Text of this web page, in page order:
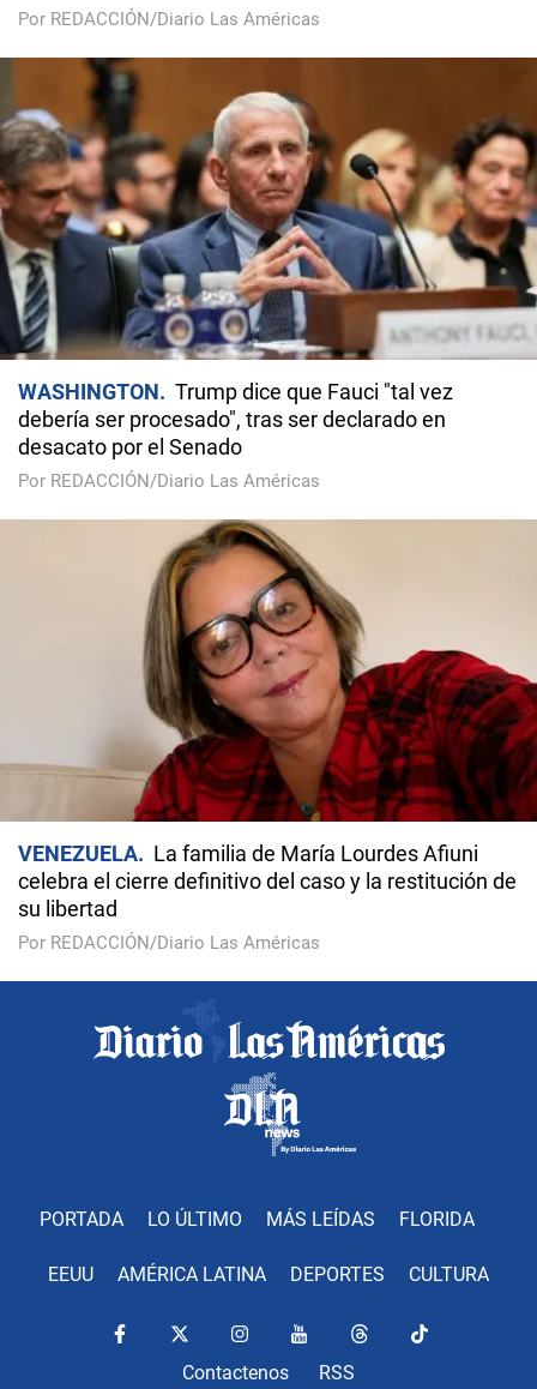
Por REDACCIÓN/Diario Las Américas
WASHINGTON
Trump dice que Fauci "tal vez
debería ser procesado", tras ser declarado en
desacato por el Senado
Por REDACCIÓN/Diario Las Américas
VENEZUELA
La familia de María Lourdes Afiuni
celebra el cierre definitivo del caso y la restitución de
su libertad
Por REDACCIÓN/Diario Las Américas
PORTADA LO ÚLTIMO MÁS LEÍDAS FLORIDA
EEUU AMÉRICA LATINA DEPORTES CULTURA
Contactenos RSS